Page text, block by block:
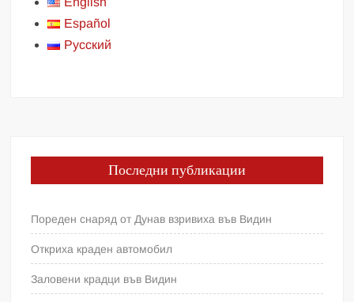
Español
Русский
Последни публикации
Пореден снаряд от Дунав взривиха във Видин
Откриха краден автомобил
Заловени крадци във Видин